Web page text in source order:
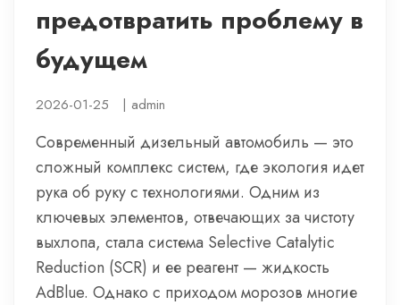
предотвратить проблему в
будущем
2026-01-25 | admin
Современный дизельный автомобиль — это
сложный комплекс систем, где экология идет
рука об руку с технологиями. Одним из
ключевых элементов, отвечающих за чистоту
выхлопа, стала система Selective Catalytic
Reduction (SCR) и ее реагент — жидкость
AdBlue. Однако с приходом морозов многие